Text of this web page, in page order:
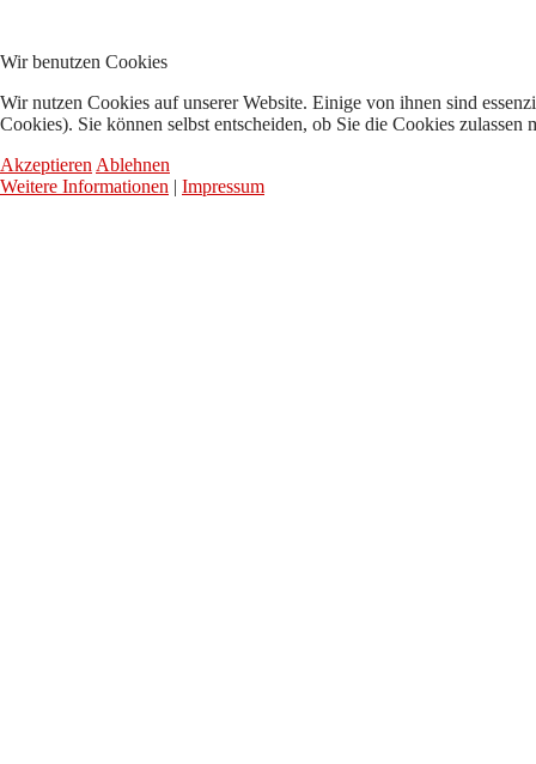
Wir benutzen Cookies
Wir nutzen Cookies auf unserer Website. Einige von ihnen sind
Cookies). Sie können selbst entscheiden, ob Sie die Cookies
Akzeptieren Ablehnen
Weitere Informationen | Impressum